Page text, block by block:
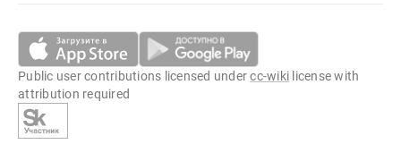
Public user contributions licensed undercc-wiki license with
attribution required